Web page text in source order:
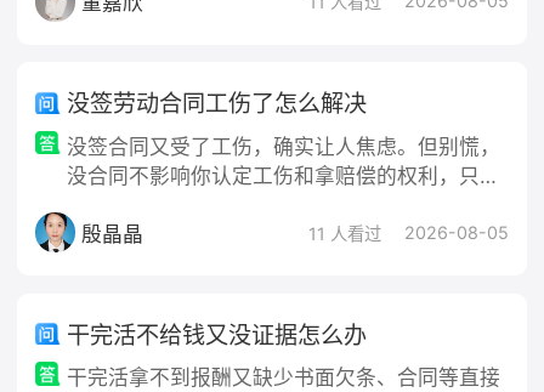
根据《个人所得税法》，个人所得税以取得所得
的个人为纳税人。公司作为支付方，仅承担代扣
代缴的法定义务，即从支付给员工的款项中预先
扣
没签劳动合同工伤了怎么解决
没签合同又受了工伤，确实让人焦虑。但别慌，
没合同不影响你认定工伤和拿赔偿的权利，只是
你的权益： 第一步：固定证据，证明劳动关系
殷晶晶 11 人看过 2026-08-05
干完活不给钱又没证据怎么办
干完活拿不到报酬又缺少书面欠条、合同等直接